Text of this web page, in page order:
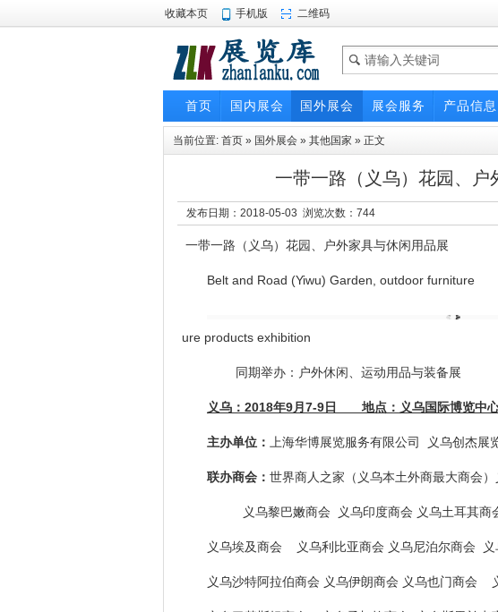
收藏本页 手机版 二维码
首页 国内展会 国外展会 展会服务 产品信息
当前位置: 首页 » 国外展会 » 其他国家 » 正文
一带一路（义乌）花园、户
发布日期：2018-05-03 浏览次数： 744
一带一路（义乌）花园、户外家具与休闲用品展
Belt and Road (Yiwu) Garden, outdoor furniture
ure products exhibition
同期举办：户外休闲、运动用品与装备展
义乌：2018年9月 7-9日 地点：义乌国际博览中
主办单位： 上海华博展览服务有限公司 义乌创杰展
联办商会： 世界商人之家（义乌本土外商最大商会
义乌黎巴嫩商会 义乌印度商会 义乌土耳其商
义乌埃及商会 义乌利比亚商会 义乌尼泊尔商会 义
义乌沙特阿拉伯商会 义乌伊朗商会 义乌也门商会